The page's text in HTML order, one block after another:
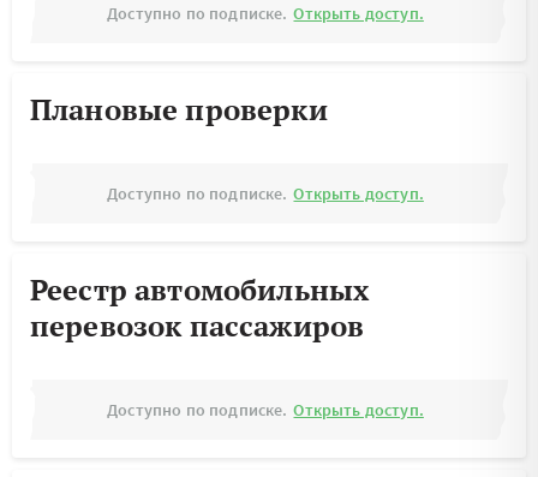
Доступно по подписке. Открыть доступ.
Плановые проверки
Доступно по подписке. Открыть доступ.
Реестр автомобильных
перевозок пассажиров
Доступно по подписке. Открыть доступ.